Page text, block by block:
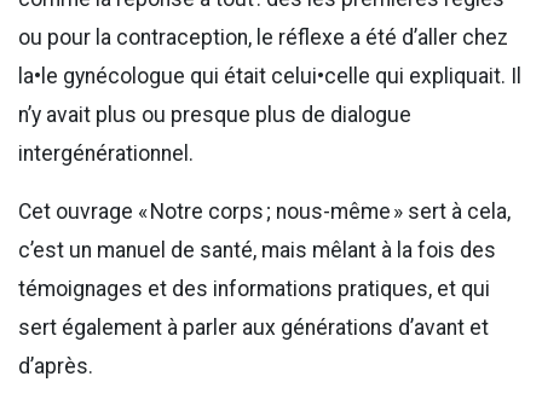
ou pour la contraception, le réflexe a été d’aller chez
la•le gynécologue qui était celui•celle qui expliquait. Il
n’y avait plus ou presque plus de dialogue
intergénérationnel.
Cet ouvrage « Notre corps ; nous-même » sert à cela,
c’est un manuel de santé, mais mêlant à la fois des
témoignages et des informations pratiques, et qui
sert également à parler aux générations d’avant et
d’après.